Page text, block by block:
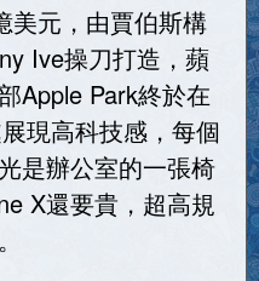
美元，由賈伯斯構
Ive操刀打造，蘋
Apple Park終於在
現高科技感，每個
是辦公室的一張椅
X還要貴，超高規